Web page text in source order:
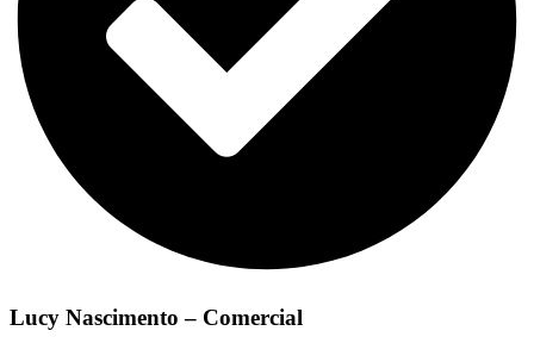
Lucy Nascimento – Comercial